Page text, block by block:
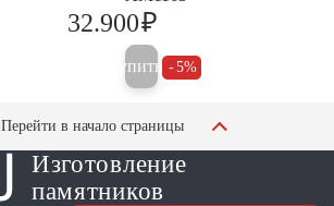
32.900₽
Купить 5%
Перейти в начало страницы
Изготовление
памятников